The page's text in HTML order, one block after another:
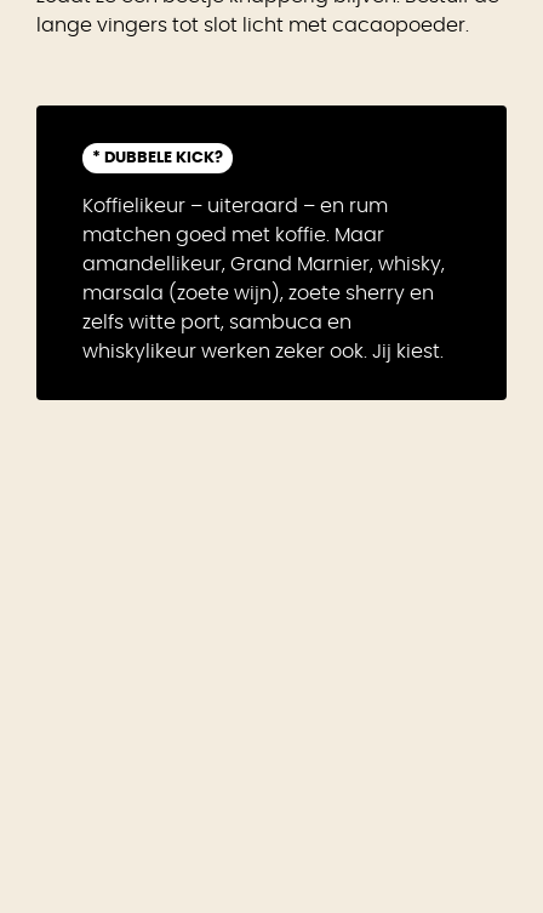
lange vingers tot slot licht met cacaopoeder.
* DUBBELE KICK?
Koffielikeur – uiteraard – en rum
matchen goed met koffie. Maar
amandellikeur, Grand Marnier, whisky,
marsala (zoete wijn), zoete sherry en
zelfs witte port, sambuca en
whiskylikeur werken zeker ook. Jij kiest.